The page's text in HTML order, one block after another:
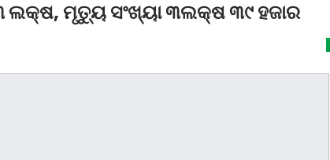
ଲକ୍ଷ, ମୃତ୍ୟୁ ସଂଖ୍ୟା ୩ଲକ୍ଷ ୩୯ ହଜାର